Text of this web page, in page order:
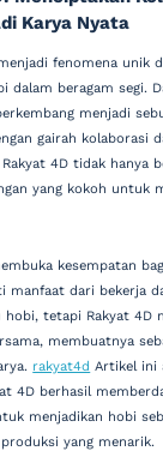
Karya Nyata
fenomena unik
dalam beragam segi.
menjadi
gairah kolaborasi
4D tidak hanya
yang kokoh untuk
kesempatan
manfaat dari bekerja
tetapi Rakyat 4D
membuatnya
rakyat4d Artikel ini
4D berhasil
menjadikan hobi
yang menarik.